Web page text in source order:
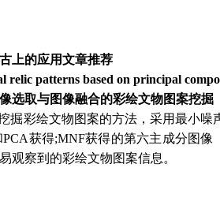
上的应用文章推荐
patterns based on principal
选取与图像融合的彩绘文物图案挖掘
掘彩绘文物图案的方法，采用最小
获得;MNF获得的第六主成分图
观察到的彩绘文物图案信息。